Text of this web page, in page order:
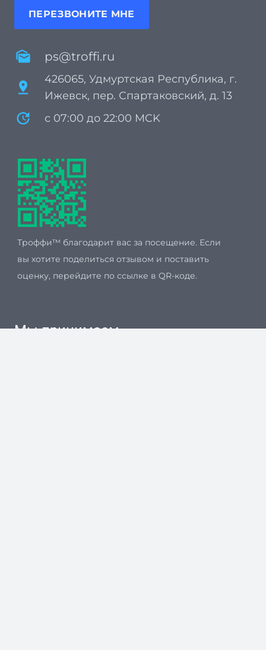
ПЕРЕЗВОНИТЕ МНЕ
mark_as_unread ps@troffi.ru
pin_drop
426065, Удмуртская Республика, г.
Ижевск, пер. Спартаковский, д. 13
update с 07:00 до 22:00 MCK
Троффи™ благодарит вас за посещение. Если
вы хотите поделиться отзывом и поставить
оценку, перейдите по ссылке в QR-коде.
Мы принимаем